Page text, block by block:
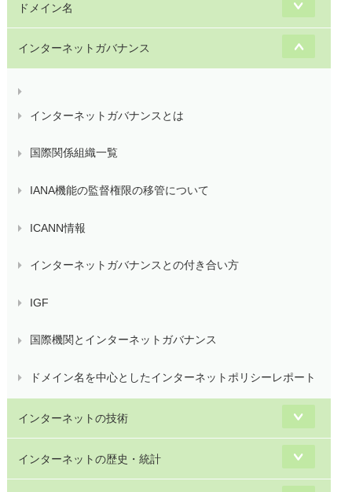
ドメイン名
インターネットガバナンス
インターネットガバナンスとは
国際関係組織一覧
IANA機能の監督権限の移管について
ICANN情報
インターネットガバナンスとの付き合い方
IGF
国際機関とインターネットガバナンス
ドメイン名を中心としたインターネットポリシーレポート
インターネットの技術
インターネットの歴史・統計